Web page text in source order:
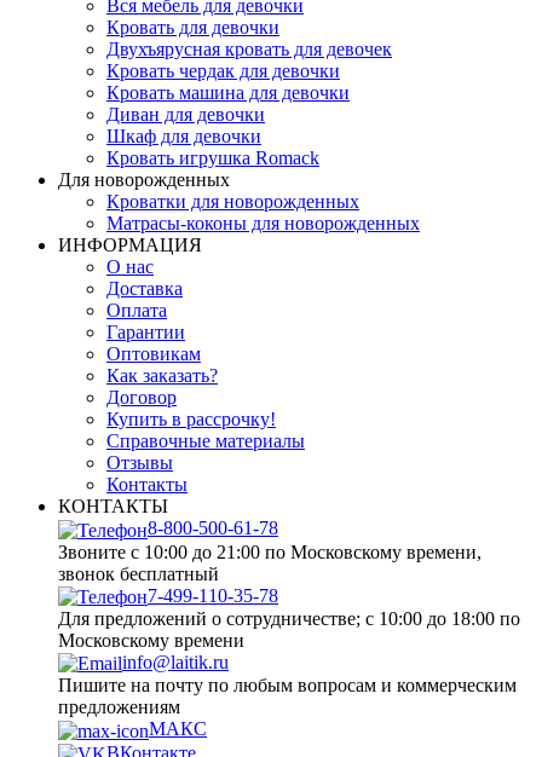
Вся мебель для девочки
Кровать для девочки
Двухъярусная кровать для девочек
Кровать чердак для девочки
Кровать машина для девочки
Диван для девочки
Шкаф для девочки
Кровать игрушка Romack
Для новорожденных
Кроватки для новорожденных
Матрасы-коконы для новорожденных
ИНФОРМАЦИЯ
О нас
Доставка
Оплата
Гарантии
Оптовикам
Как заказать?
Договор
Купить в рассрочку!
Справочные материалы
Отзывы
Контакты
КОНТАКТЫ
8-800-500-61-78
Звоните с 10:00 до 21:00 по Московскому времени,
звонок бесплатный
7-499-110-35-78
Для предложений о сотрудничестве; с 10:00 до 18:00 по
Московскому времени
info@laitik.ru
Пишите на почту по любым вопросам и коммерческим
предложениям
МАКС
ВКонтакте